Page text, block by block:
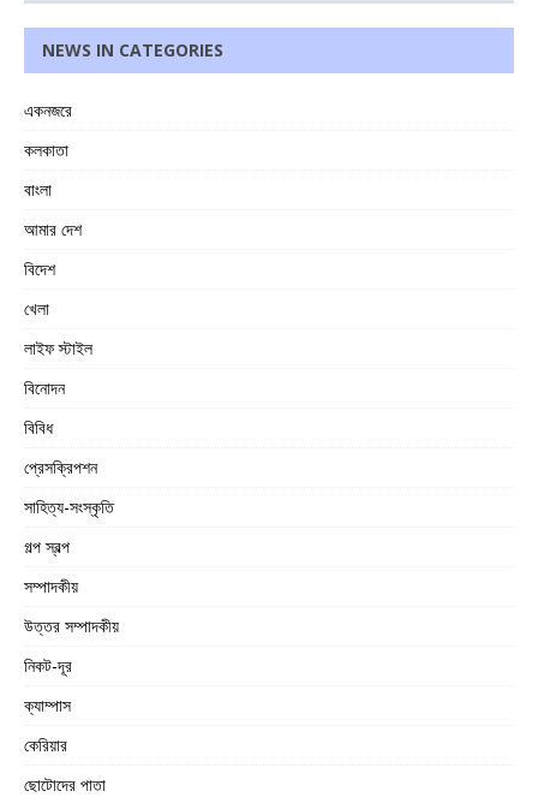
NEWS IN CATEGORIES
একনজরে
কলকাতা
বাংলা
আমার দেশ
বিদেশ
খেলা
লাইফ স্টাইল
বিনোদন
বিবিধ
প্রেসক্রিপশন
সাহিত্য-সংস্কৃতি
গল্প স্বল্প
সম্পাদকীয়
উত্তর সম্পাদকীয়
নিকট-দূর
ক্যাম্পাস
কেরিয়ার
ছোটোদের পাতা